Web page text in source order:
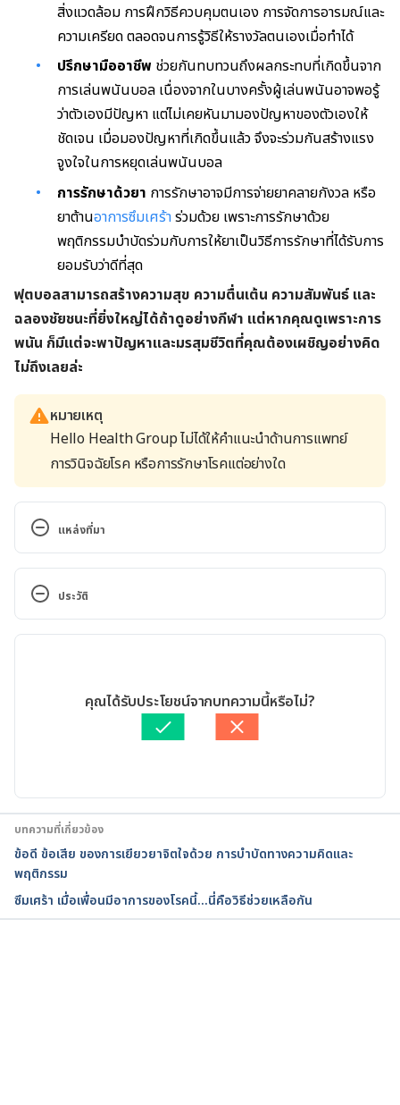
สิ่งแวดล้อม การฝึกวิธีควบคุมตนเอง การจัดการอารมณ์และ
ความเครียด ตลอดจนการรู้วิธีให้รางวัลตนเองเมื่อทำได้
ปรึกษามืออาชีพ ช่วยกันทบทวนถึงผลกระทบที่เกิดขึ้นจาก
การเล่นพนันบอล เนื่องจากในบางครั้งผู้เล่นพนันอาจพอรู้
ว่าตัวเองมีปัญหา แต่ไม่เคยหันมามองปัญหาของตัวเองให้
ชัดเจน เมื่อมองปัญหาที่เกิดขึ้นแล้ว จึงจะร่วมกันสร้างแรง
จูงใจในการหยุดเล่นพนันบอล
การรักษาด้วยา การรักษาอาจมีการจ่ายยาคลายกังวล หรือ
ยาต้านอาการซึมเศร้าร่วมด้วย เพราะการรักษาด้วย
พฤติกรรมบำบัดร่วมกับการให้ยาเป็นวิธีการรักษาที่ได้รับการ
ยอมรับว่าดีที่สุด
ฟุตบอลสามารถสร้างความสุข ความตื่นเต้น ความสัมพันธ์ และ
ฉลองชัยชนะที่ยิ่งใหญ่ได้ถ้าดูอย่างกีฬา แต่หากคุณดูเพราะการ
พนัน ก็มีแต่จะพาปัญหาและมรสุมชีวิตที่คุณต้องเผชิญอย่างคิด
ไม่ถึงเลยล่ะ
หมายเหตุ
Hello Health Group ไม่ได้ให้คำแนะนำด้านการแพทย์
การวินิจฉัยโรค หรือการรักษาโรคแต่อย่างใด
แหล่งที่มา
การพนันเสพติด? : ป่วยจิตเวช?.
https://www.dmh.go.th/news/view.asp?id=1217.
Accessed on July 3, 2018
Accessed on July 3, 2018
ระวังโรคติดพนันบอล ย้ำ ป้องกันไว้ดีกว่าแก้.
ประวัติ
เขียนโดย ศศวัต จันทนะ
ตรวจสอบความถูกต้องของข้อมูลโดยทีม Hello คุณหมอ
Nattrakamol Chotevichean
คุณได้รับประโยชน์จากบทความนี้หรือไม่?
บทความที่เกี่ยวข้อง
ข้อดี ข้อเสีย ของการเยียวยาจิตใจด้วย การบำบัดทางความคิดและ
พฤติกรรม
ซึมเศร้า เมื่อเพื่อนมีอาการของโรคนี้…นี่คือวิธีช่วยเหลือกัน